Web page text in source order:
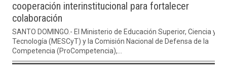
cooperación interinstitucional para fortalecer
colaboración
SANTO DOMINGO.- El Ministerio de Educación Superior, Ciencia y
Tecnología (MESCyT) y la Comisión Nacional de Defensa de la
Competencia (ProCompetencia),...